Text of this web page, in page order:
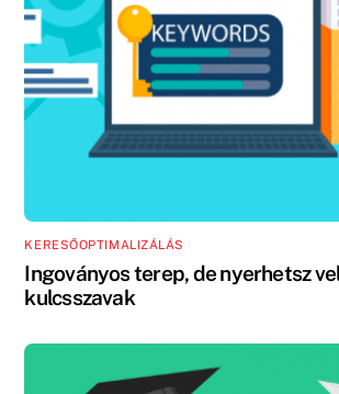
KERESŐOPTIMALIZÁLÁS
Ingoványos terep, de nyerhetsz
kulcsszavak